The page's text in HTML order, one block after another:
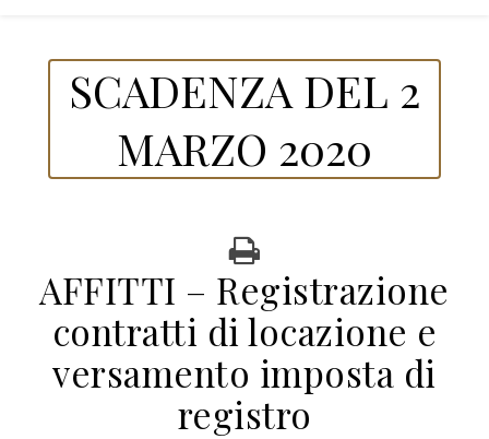
SCADENZA DEL 2
MARZO 2020
AFFITTI – Registrazione
contratti di locazione e
versamento imposta di
registro